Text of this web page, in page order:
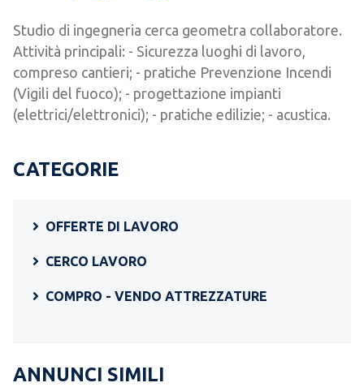
Studio di ingegneria cerca geometra collaboratore.
Attività principali: - Sicurezza luoghi di lavoro,
compreso cantieri; - pratiche Prevenzione Incendi
(Vigili del fuoco); - progettazione impianti
(elettrici/elettronici); - pratiche edilizie; - acustica.
CATEGORIE
OFFERTE DI LAVORO
CERCO LAVORO
COMPRO - VENDO ATTREZZATURE
ANNUNCI SIMILI